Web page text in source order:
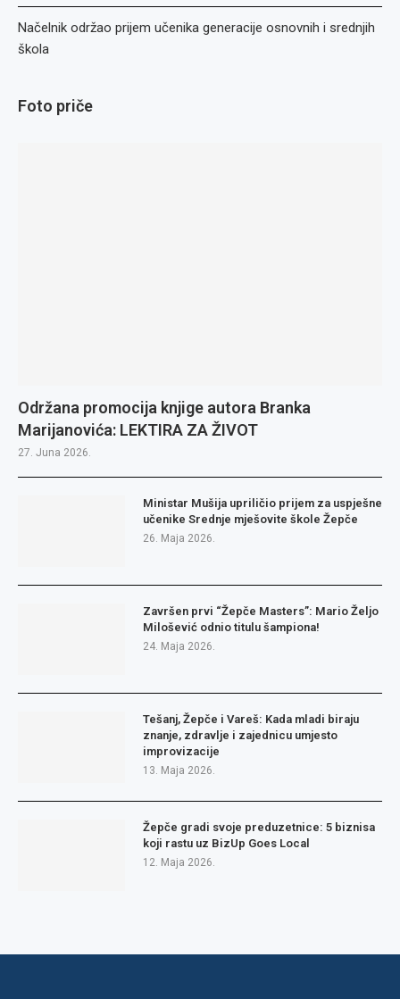
Načelnik održao prijem učenika generacije osnovnih i srednjih
škola
Foto priče
Održana promocija knjige autora Branka
Marijanovića: LEKTIRA ZA ŽIVOT
27. Juna 2026.
Ministar Mušija upriličio prijem za uspješne
učenike Srednje mješovite škole Žepče
26. Maja 2026.
Završen prvi “Žepče Masters”: Mario Željo
Milošević odnio titulu šampiona!
24. Maja 2026.
Tešanj, Žepče i Vareš: Kada mladi biraju
znanje, zdravlje i zajednicu umjesto
improvizacije
13. Maja 2026.
Žepče gradi svoje preduzetnice: 5 biznisa
koji rastu uz BizUp Goes Local
12. Maja 2026.